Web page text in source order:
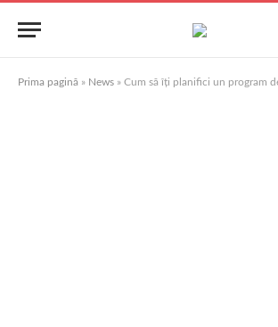
Prima pagină » News » Cum să îți planifici un program